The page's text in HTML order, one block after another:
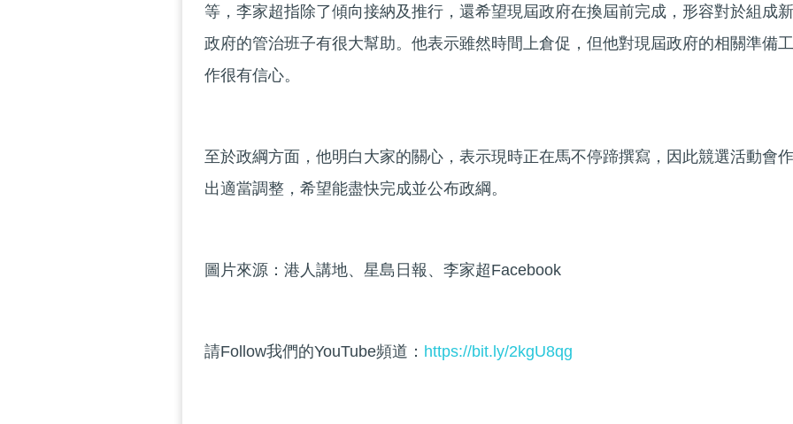
等，李家超指除了傾向接納及推行，還希望現屆政府在換屆前完成，形容對於組成新
政府的管治班子有很大幫助。他表示雖然時間上倉促，但他對現屆政府的相關準備工
作很有信心。
至於政綱方面，他明白大家的關心，表示現時正在馬不停蹄撰寫，因此競選活動會作
出適當調整，希望能盡快完成並公布政綱。
圖片來源：港人講地、星島日報、李家超Facebook
請Follow我們的YouTube頻道： https://bit.ly/2kgU8qg